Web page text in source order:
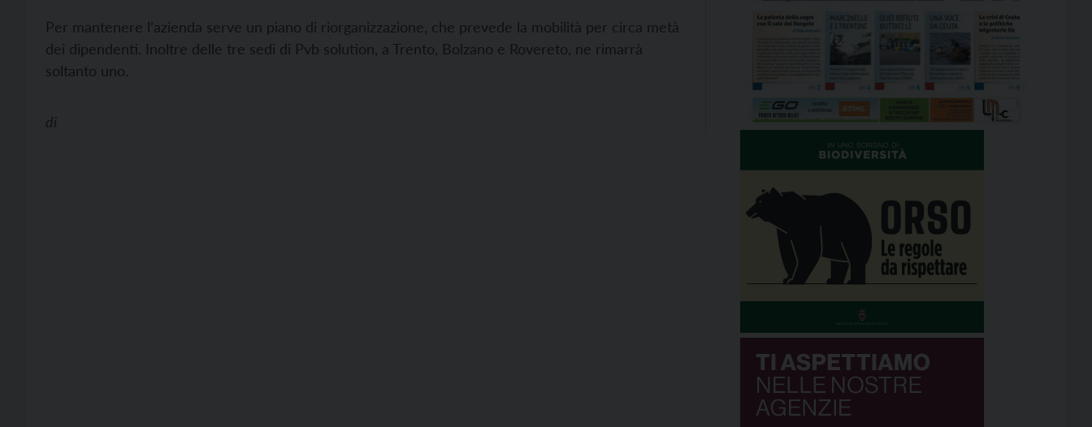
Per mantenere l’azienda serve un piano di riorganizzazione, che prevede la mobilità per circa metà
dei dipendenti. Inoltre delle tre sedi di Pvb solution, a Trento, Bolzano e Rovereto, ne rimarrà
soltanto uno.
di